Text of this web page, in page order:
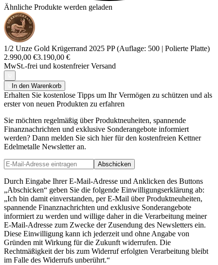
Ähnliche Produkte werden geladen
1/2 Unze Gold Krügerrand 2025 PP (Auflage: 500 | Polierte Platte)
2.990,00 €3.190,00 €
MwSt.-frei und kostenfreier Versand
In den Warenkorb
Erhalten Sie kostenlose Tipps um Ihr Vermögen zu schützen und als
erster von neuen Produkten zu erfahren
Sie möchten regelmäßig über Produktneuheiten, spannende
Finanznachrichten und exklusive Sonderangebote informiert
werden? Dann melden Sie sich hier für den kostenfreien Kettner
Edelmetalle Newsletter an.
Abschicken
Durch Eingabe Ihrer E-Mail-Adresse und Anklicken des Buttons
„Abschicken“ geben Sie die folgende Einwilligungserklärung ab:
„Ich bin damit einverstanden, per E-Mail über Produktneuheiten,
spannende Finanznachrichten und exklusive Sonderangebote
informiert zu werden und willige daher in die Verarbeitung meiner
E-Mail-Adresse zum Zwecke der Zusendung des Newsletters ein.
Diese Einwilligung kann ich jederzeit und ohne Angabe von
Gründen mit Wirkung für die Zukunft widerrufen. Die
Rechtmäßigkeit der bis zum Widerruf erfolgten Verarbeitung bleibt
im Falle des Widerrufs unberührt.“